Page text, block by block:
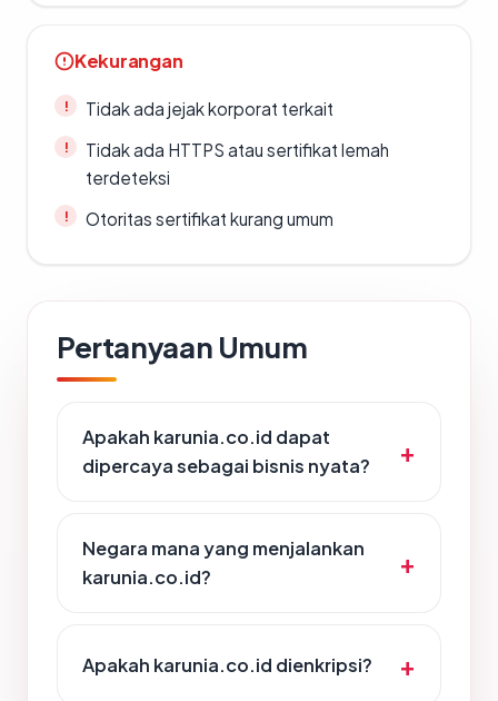
Kekurangan
Tidak ada jejak korporat terkait
Tidak ada HTTPS atau sertifikat lemah
terdeteksi
Otoritas sertifikat kurang umum
Pertanyaan Umum
Apakah karunia.co.id dapat
dipercaya sebagai bisnis nyata?
Negara mana yang menjalankan
karunia.co.id?
Apakah karunia.co.id dienkripsi?